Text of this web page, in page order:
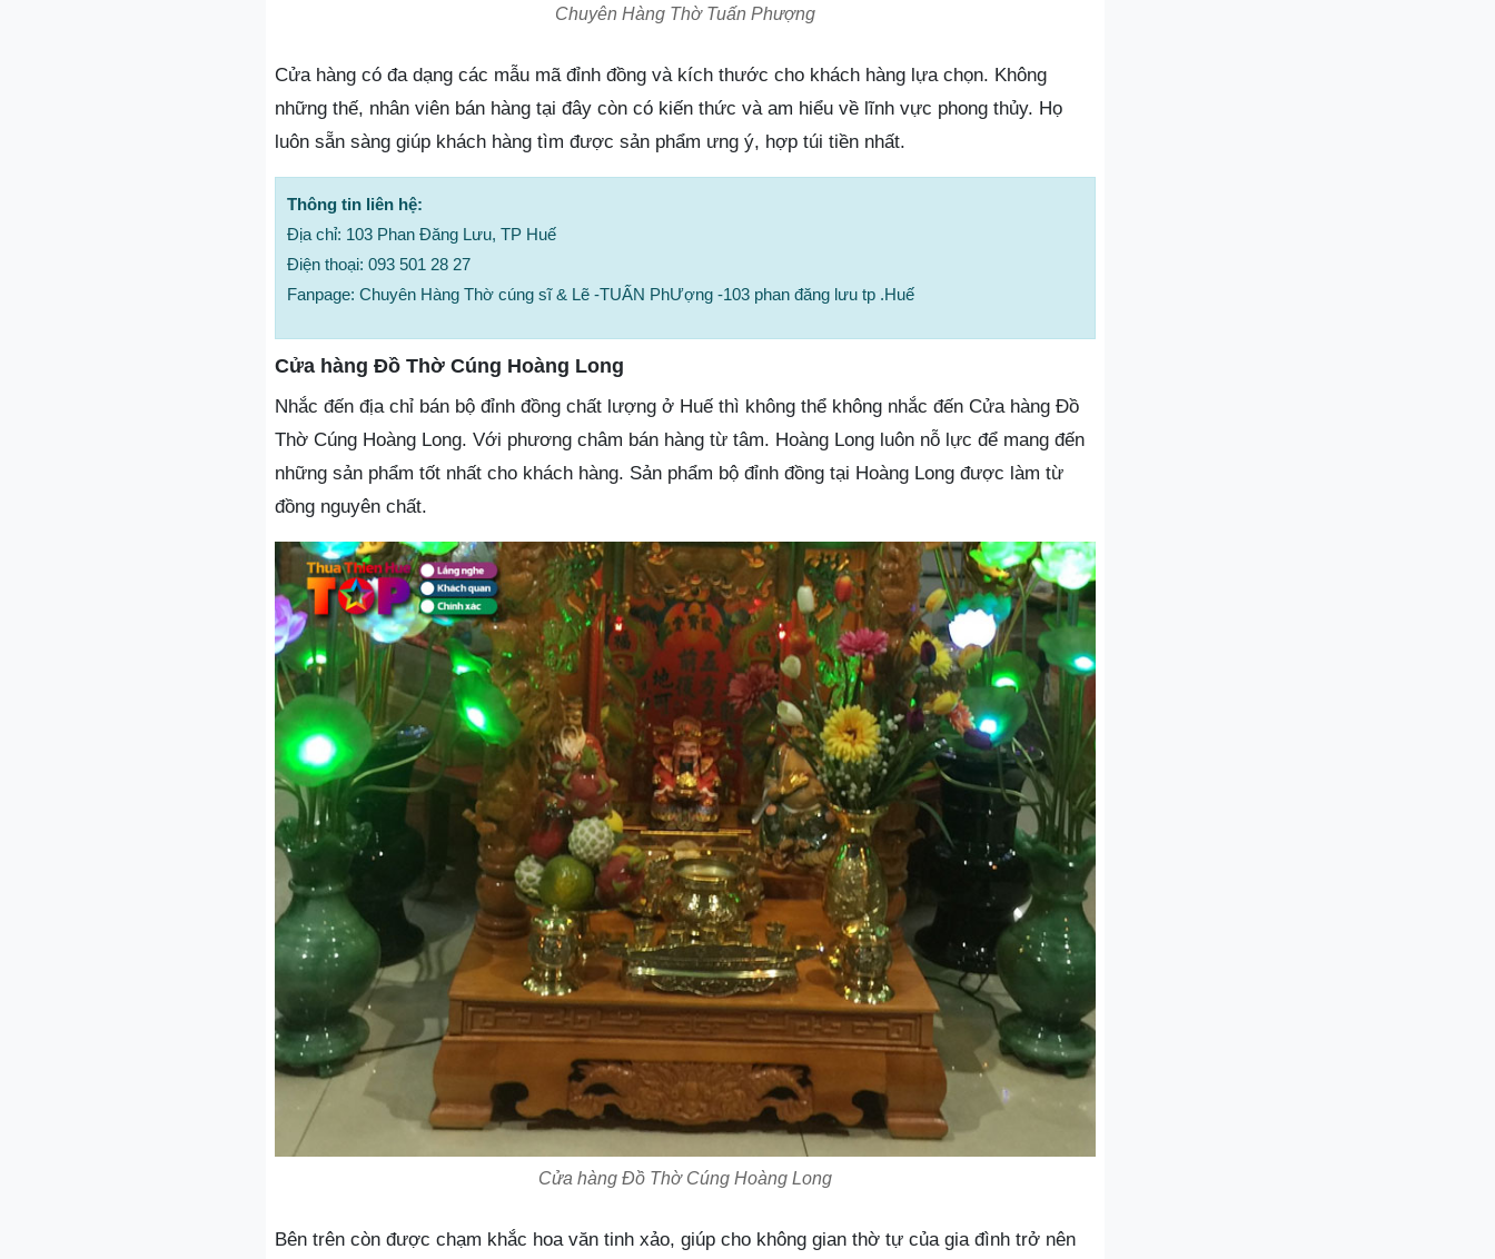
Chuyên Hàng Thờ Tuấn Phượng
Cửa hàng có đa dạng các mẫu mã đỉnh đồng và kích thước cho khách hàng lựa chọn. Không
những thế, nhân viên bán hàng tại đây còn có kiến thức và am hiểu về lĩnh vực phong thủy. Họ
luôn sẵn sàng giúp khách hàng tìm được sản phẩm ưng ý, hợp túi tiền nhất.
Thông tin liên hệ:
Địa chỉ: 103 Phan Đăng Lưu, TP Huế
Điện thoại: 093 501 28 27
Fanpage: Chuyên Hàng Thờ cúng sĩ & Lẽ -TUẤN PhƯợng -103 phan đăng lưu tp .Huế
Cửa hàng Đồ Thờ Cúng Hoàng Long
Nhắc đến địa chỉ bán bộ đỉnh đồng chất lượng ở Huế thì không thể không nhắc đến Cửa hàng Đồ
Thờ Cúng Hoàng Long. Với phương châm bán hàng từ tâm. Hoàng Long luôn nỗ lực để mang đến
những sản phẩm tốt nhất cho khách hàng. Sản phẩm bộ đỉnh đồng tại Hoàng Long được làm từ
đồng nguyên chất.
Cửa hàng Đồ Thờ Cúng Hoàng Long
Bên trên còn được chạm khắc hoa văn tinh xảo, giúp cho không gian thờ tự của gia đình trở nên